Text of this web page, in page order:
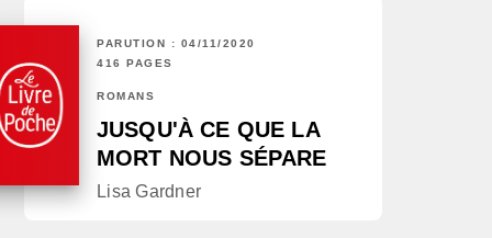
PARUTION : 04/11/2020
416 PAGES
ROMANS
JUSQU'À CE QUE LA
MORT NOUS SÉPARE
Lisa Gardner